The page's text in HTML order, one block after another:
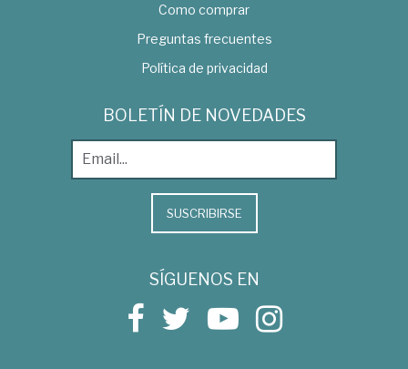
Como comprar
Preguntas frecuentes
Política de privacidad
BOLETÍN DE NOVEDADES
SUSCRIBIRSE
SÍGUENOS EN